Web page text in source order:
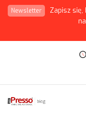
Newsletter
Zapisz